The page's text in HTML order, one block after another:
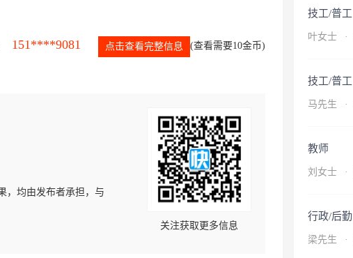
151****9081 点击查看完整信息 (查看需要10金币)
，均由发布者承担，与
关注获取更多信息
技工/普工
叶女士 ·
技工/普工
马先生 ·
教师
刘女士 ·
行政/后勤
梁先生 ·